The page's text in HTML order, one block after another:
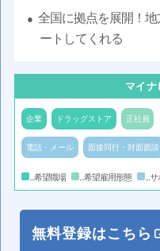
全国に拠点を展開！
ートしてくれる
マイナ
企業 ドラッグストア 正社員
電話・メール 面接同行・対面面談
...希望職場 ...希望雇用形態 ...
無料登録はこちら